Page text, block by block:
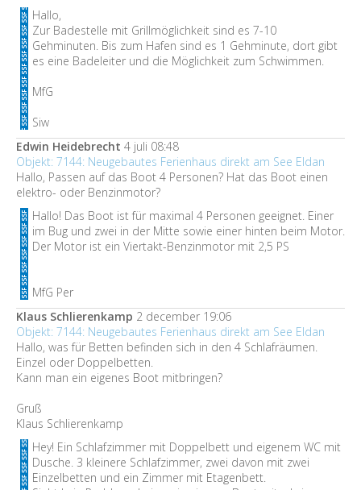
Hallo,
Zur Badestelle mit Grillmöglichkeit sind es 7-10
Gehminuten. Bis zum Hafen sind es 1 Gehminute, dort gibt
es eine Badeleiter und die Möglichkeit zum Schwimmen.
MfG
Siw
Edwin Heidebrecht 4 juli 08:48
Objekt: 7144: Neugebautes Ferienhaus direkt am See Eldan
Hallo, Passen auf das Boot 4 Personen? Hat das Boot einen
elektro- oder Benzinmotor?
Hallo! Das Boot ist für maximal 4 Personen geeignet. Einer
im Bug und zwei in der Mitte sowie einer hinten beim Motor.
Der Motor ist ein Viertakt-Benzinmotor mit 2,5 PS
MfG Per
Klaus Schlierenkamp 2 december 19:06
Objekt: 7144: Neugebautes Ferienhaus direkt am See Eldan
Hallo, was für Betten befinden sich in den 4 Schlafräumen.
Einzel oder Doppelbetten.
Kann man ein eigenes Boot mitbringen?
Gruß
Klaus Schlierenkamp
Hey! Ein Schlafzimmer mit Doppelbett und eigenem WC mit
Dusche. 3 kleinere Schlafzimmer, zwei davon mit zwei
Einzelbetten und ein Zimmer mit Etagenbett.